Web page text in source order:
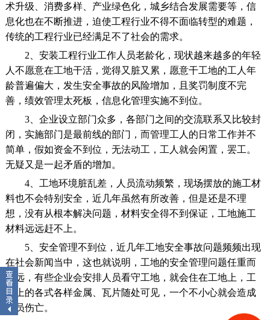
术升级、消费多样、产业绿色化，城乡结合发展需要等，信
息化也在不断推进，迫使工程行业不得不面临转型的难题，
传统的工程行业已经满足不了社会的需求。
2、安装工程行业工作人员老龄化，现状越来越多的年轻
人不愿意在工地干活，觉得又脏又累，愿意干工地的工人年
龄普遍偏大，发生安全事故的风险增加，且奖罚制度不完
善，绩效管理太死板，信息化管理实施不到位。
3、企业设立部门众多，各部门之间的交流联系又比较封
闭，实施部门是最前线的部门，而管理工人的日常工作并不
简单，假如资金不到位，无法动工，工人就会闲置，罢工。
无疑又是一起矛盾的增加。
4、工地环境脏乱差，人员流动频繁，现场摆放的施工材
料也不会特别安全，近几年虽然有所改善，但是还是不理
想，没有从根本解决问题，材料安全得不到保证，工地施工
材料远远赶不上。
5、安全管理不到位，近几年工地安全事故问题频频出现
在社会新闻当中，这也就说明，工地的安全管理问题任重而
道远，有些企业会安排人员看守工地，就会住在工地上，工
地上的各式各样金属、瓦片随处可见，一个不小心就会造成
人员伤亡。